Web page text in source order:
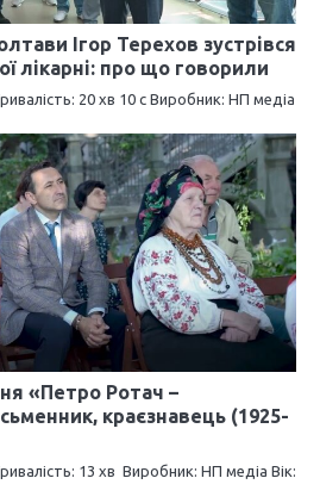
Ігор Терехов зустрівся
лікарні: про що говорили
20 хв 10 c Виробник: НП медіа
«Петро Ротач –
краєзнавець (1925-
13 хв Виробник: НП медіа Вік: